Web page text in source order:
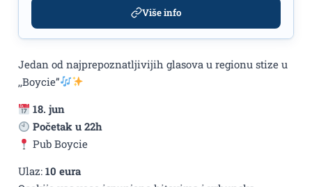
Jedan od najprepoznatljivijih glasova u regionu stize u
,,Boycie”
18. jun
Početak u 22h
Pub Boycie
Ulaz: 10 eura
Više info